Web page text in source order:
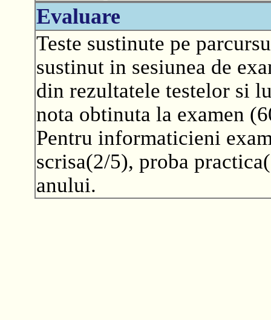
Evaluare
Teste sustinute pe
sustinut in sesiunea de
din rezultatele testelor si
nota obtinuta la examen
Pentru informaticieni
scrisa(2/5), proba
anului.